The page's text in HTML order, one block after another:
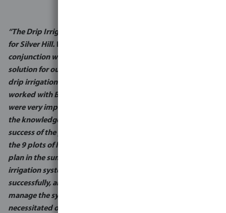
“The Drip Irrigation System has been a tremendous success
for Silver Hill. We researched a lot of alternative solutions in
conjunction with the EPA in trying to find a sustainable
solution for our treated water discharge. Once we settled on
drip irrigation as being the optimal solution, we then
worked with Bosta to design and develop a pilot phase. We
were very impressed by the quality of work they carried out,
the knowledge they had on the system and the overall
success of the pilot. After the EPA licenced the system for
the 9 plots of land, Bosta seamlessly delivered the project
plan in the summer of 2023 and installed the largest drip
irrigation system in Europe. This system now works
successfully, and our staff are trained to maintain and
manage the system for the years ahead. What was
necessitated out of legislative change has turned into an